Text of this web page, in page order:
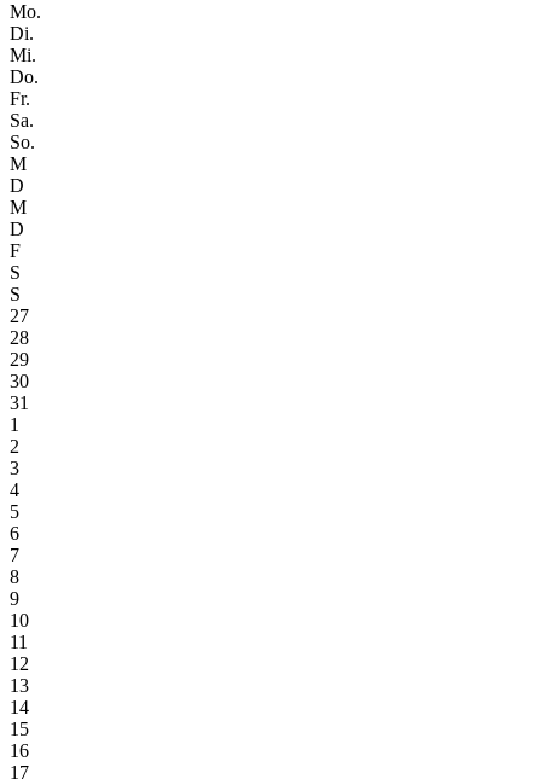
Mo.
Di.
Mi.
Do.
Fr.
Sa.
So.
M
D
M
D
F
S
S
27
28
29
30
31
1
2
3
4
5
6
7
8
9
10
11
12
13
14
15
16
17